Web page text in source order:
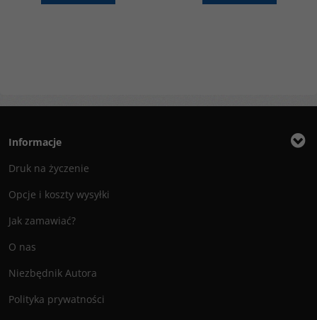
Informacje
Druk na życzenie
Opcje i koszty wysyłki
Jak zamawiać?
O nas
Niezbędnik Autora
Polityka prywatności